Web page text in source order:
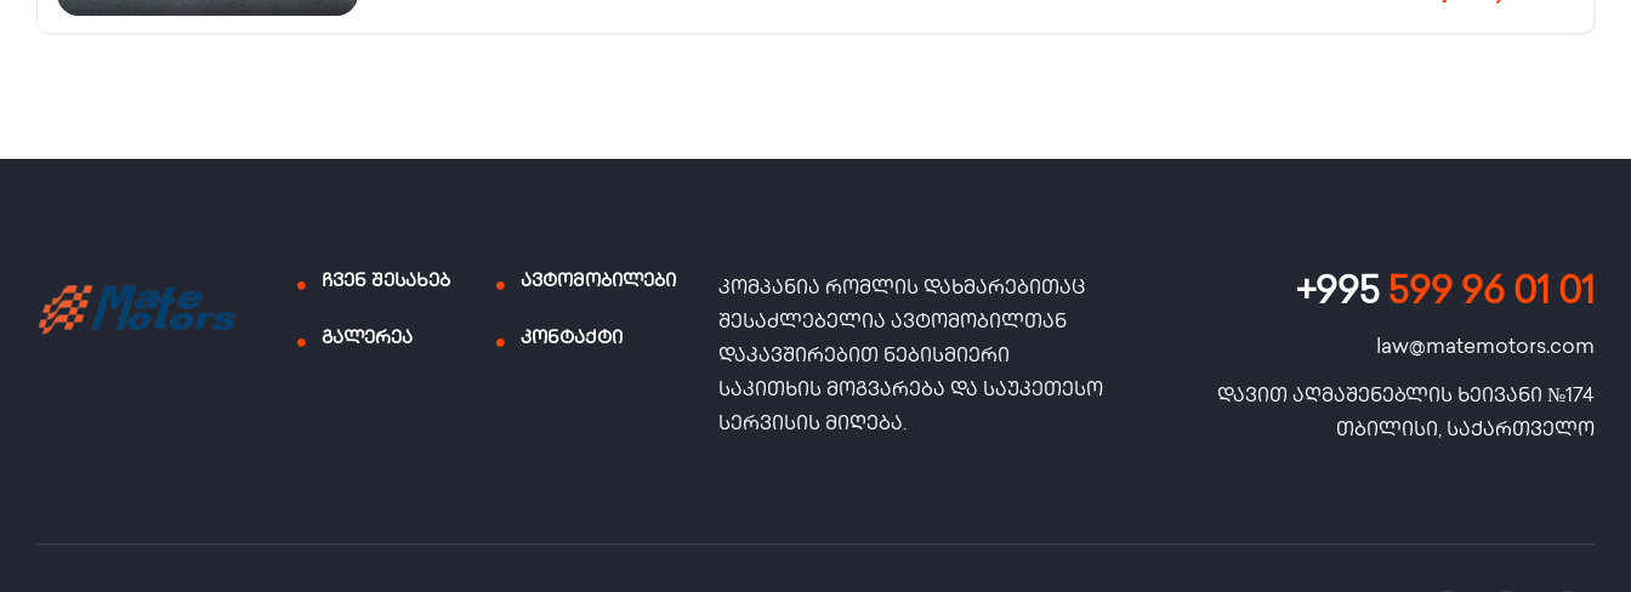
ჩვენ შესახებ ავტომობილები
გალერეა კონტაქტი
კომპანია რომლის დახმარებითაც
შესაძლებელია ავტომობილთან
დაკავშირებით ნებისმიერი
საკითხის მოგვარება და საუკეთესო
სერვისის მიღება.
+995599 96 01 01
law@matemotors.com
დავით აღმაშენებლის ხეივანი №174
თბილისი, საქართველო